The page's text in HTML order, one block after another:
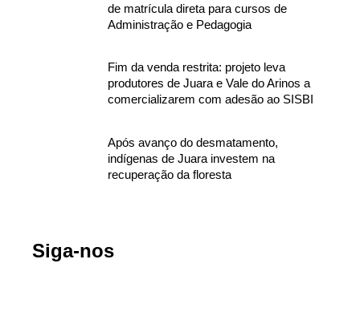
de matrícula direta para cursos de
Administração e Pedagogia
Fim da venda restrita: projeto leva
produtores de Juara e Vale do Arinos a
comercializarem com adesão ao SISBI
Após avanço do desmatamento,
indígenas de Juara investem na
recuperação da floresta
Siga-nos